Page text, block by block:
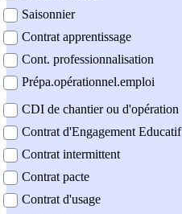
Saisonnier
Contrat apprentissage
Cont. professionnalisation
Prépa.opérationnel.emploi
CDI de chantier ou d'opération
Contrat d'Engagement Educatif
Contrat intermittent
Contrat pacte
Contrat d'usage